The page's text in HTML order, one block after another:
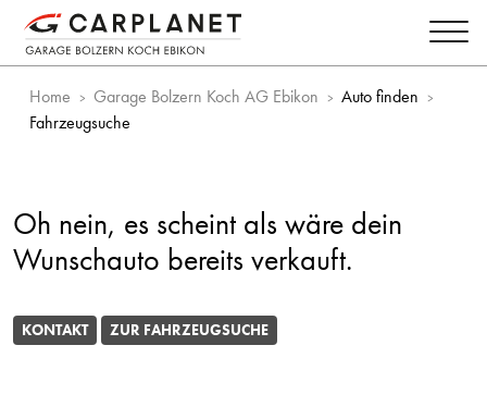
Home Garage Bolzern Koch AG Ebikon
Auto finden
Fahrzeugsuche
Oh nein, es scheint als wäre dein
Wunschauto bereits verkauft.
KONTAKT ZUR FAHRZEUGSUCHE